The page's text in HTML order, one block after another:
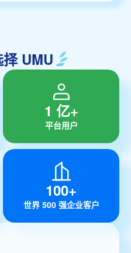
UMU
1 亿+
平台用户
100+
世界 500 强企业客户